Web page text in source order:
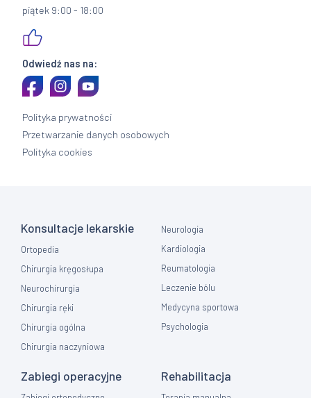
piątek 9:00 - 18:00
Odwiedź nas na:
Polityka prywatności
Przetwarzanie danych osobowych
Polityka cookies
Konsultacje lekarskie
Ortopedia
Chirurgia kręgosłupa
Neurochirurgia
Chirurgia ręki
Chirurgia ogólna
Chirurgia naczyniowa
Neurologia
Kardiologia
Reumatologia
Leczenie bólu
Medycyna sportowa
Psychologia
Zabiegi operacyjne Rehabilitacja